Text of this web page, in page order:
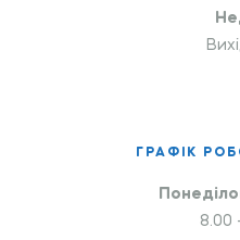
ГРАФІК
8.00